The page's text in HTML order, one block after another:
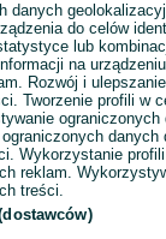
/ SMS
danych
do celów
lub
na
Rozwój i
Tworzenie profili w
ograniczonych
danych
Wykorzystanie
reklam.
treści.